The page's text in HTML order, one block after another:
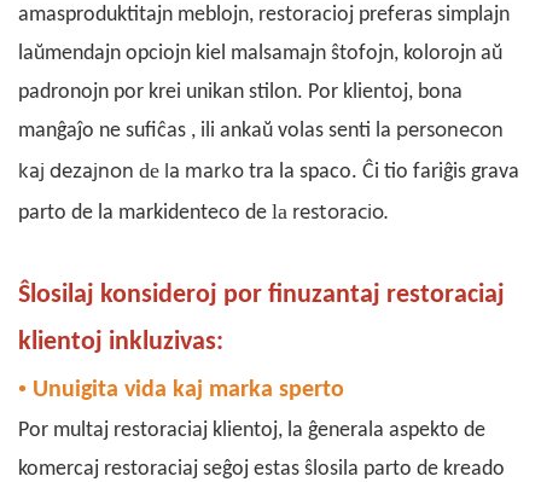
amasproduktitajn meblojn, restoracioj preferas simplajn
laŭmendajn opciojn kiel malsamajn ŝtofojn, kolorojn aŭ
padronojn por krei unikan stilon. Por klientoj, bona
manĝaĵo ne sufiĉas , ili ankaŭ volas senti la personecon
kaj dezajnon de la marko tra la spaco. Ĉi tio fariĝis grava
parto de la markidenteco de la restoracio.
Ŝlosilaj konsideroj por finuzantaj restoraciaj
klientoj inkluzivas:
• Unuigita vida kaj marka sperto
Por multaj restoraciaj klientoj, la ĝenerala aspekto de
komercaj restoraciaj seĝoj estas ŝlosila parto de kreado